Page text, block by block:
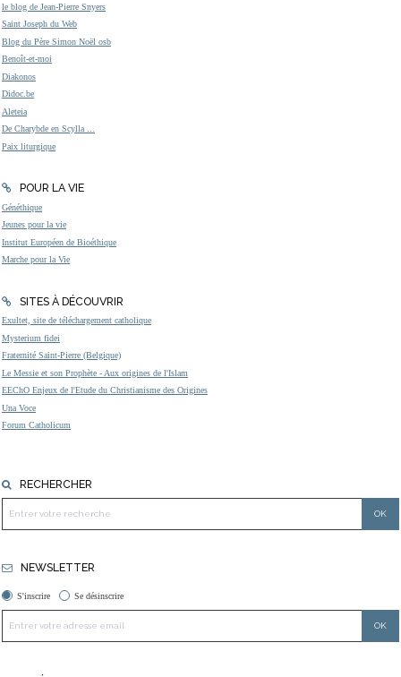
le blog de Jean-Pierre Snyers
Saint Joseph du Web
Blog du Père Simon Noël osb
Benoît-et-moi
Diakonos
Didoc.be
Aleteia
De Charybde en Scylla ...
Paix liturgique
POUR LA VIE
Généthique
Jeunes pour la vie
Institut Européen de Bioéthique
Marche pour la Vie
SITES À DÉCOUVRIR
Exultet, site de téléchargement catholique
Mysterium fidei
Fraternité Saint-Pierre (Belgique)
Le Messie et son Prophète - Aux origines de l'Islam
EEChO Enjeux de l'Etude du Christianisme des Origines
Una Voce
Forum Catholicum
RECHERCHER
NEWSLETTER
S'inscrire Se désinscrire